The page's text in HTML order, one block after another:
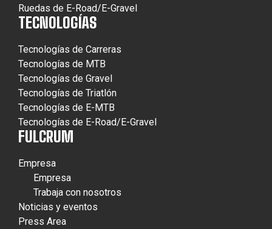
Ruedas de E-Road/E-Gravel
TECNOLOGÍAS
Tecnologías de Carreras
Tecnologías de MTB
Tecnologías de Gravel
Tecnologías de Triatlón
Tecnologías de E-MTB
Tecnologías de E-Road/E-Gravel
FULCRUM
Empresa
Empresa
Trabaja con nosotros
Noticias y eventos
Press Area